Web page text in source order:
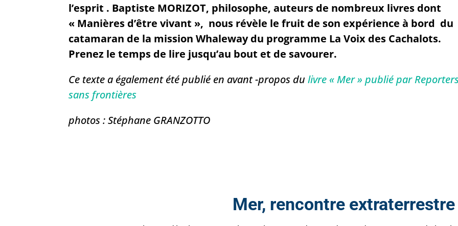
l’esprit . Baptiste MORIZOT, philosophe, auteurs de nombreux livres dont
« Manières d’être vivant », nous révèle le fruit de son expérience à bord du
catamaran de la mission Whaleway du programme La Voix des Cachalots.
Prenez le temps de lire jusqu’au bout et de savourer.
Ce texte a également été publié en avant -propos dulivre « Mer » publié par
sans frontières
photos : Stéphane GRANZOTTO
Mer, rencontre extraterrestre